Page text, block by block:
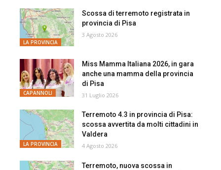
LA PROVINCIA
Scossa di terremoto registrata in
provincia di Pisa
3 Agosto 2026
CAPANNOLI
Miss Mamma Italiana 2026, in gara
anche una mamma della provincia
di Pisa
31 Luglio 2026
LA PROVINCIA
Terremoto 4.3 in provincia di Pisa:
scossa avvertita da molti cittadini in
Valdera
4 Agosto 2026
Terremoto, nuova scossa in